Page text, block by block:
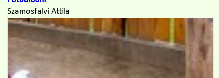
Szamosfalvi Attila